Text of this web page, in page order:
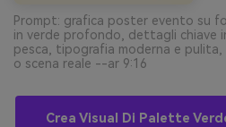
Prompt: grafica poster evento su
in verde profondo, dettagli chiave
pesca, tipografia moderna e
o scena reale --ar 9:16
Crea Visual Di Palette